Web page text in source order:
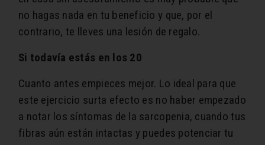
no hagas nada en tu beneficio y que, por el
contrario, te lleves una lesión de regalo.
Si todavía estás en los 20
Cuanto antes empieces mejor. Lo ideal para que
este ejercicio surta efecto es no haber empezado
a notar los síntomas de la sarcopenia, cuando tus
fibras aún están intactas y puedes potenciar tu